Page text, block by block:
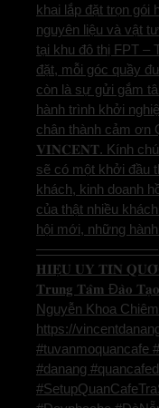
khai lắp đặt trọn gói
nguyên liệu và vật
tại khu đô thị FPT –
đặt, mỗi góc quầy
còn là sự gửi gắm
hành trình khởi
chân thành cảm ơn
𝐕𝐈𝐍𝐂𝐄𝐍𝐓. Kính
sẽ có một khởi đầu
khách, kinh doanh
của thật nhiều
hội mới, những
—————————-
𝐇𝐈𝐄̣̂𝐔 𝐔𝐘 𝐓𝐈́𝐍
𝐓𝐫𝐮𝐧𝐠 𝐓𝐚̂𝐦 Đ𝐚̀𝐨
Nguyễn Khoa
https://
#tuvanmoquancafe
#danang